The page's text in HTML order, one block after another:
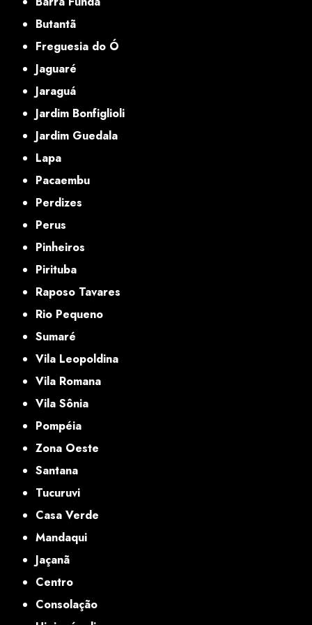
Butantã
Freguesia do Ó
Jaguaré
Jaraguá
Jardim Bonfiglioli
Jardim Guedala
Lapa
Pacaembu
Perdizes
Perus
Pinheiros
Pirituba
Raposo Tavares
Rio Pequeno
Sumaré
Vila Leopoldina
Vila Romana
Vila Sônia
Pompéia
Zona Oeste
Santana
Tucuruvi
Casa Verde
Mandaqui
Jaçanã
Centro
Consolação